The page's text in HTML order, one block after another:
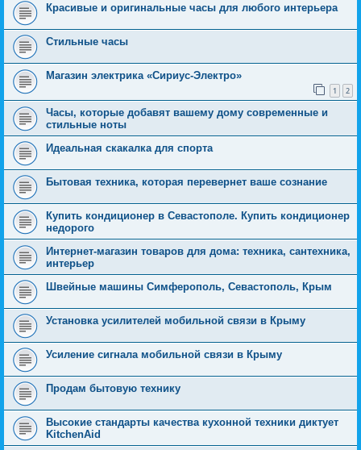
Красивые и оригинальные часы для любого интерьера
Стильные часы
Магазин электрика «Сириус-Электро»
1 2
Часы, которые добавят вашему дому современные и
стильные ноты
Идеальная скакалка для спорта
Бытовая техника, которая перевернет ваше сознание
Купить кондиционер в Севастополе. Купить кондиционер
недорого
Интернет-магазин товаров для дома: техника, сантехника,
интерьер
Швейные машины Симферополь, Севастополь, Крым
Установка усилителей мобильной связи в Крыму
Усиление сигнала мобильной связи в Крыму
Продам бытовую технику
Высокие стандарты качества кухонной техники диктует
KitchenAid